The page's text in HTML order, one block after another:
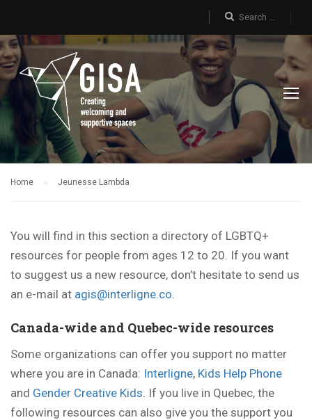
Home Jeunesse Lambda
You will find in this section a directory of LGBTQ+
resources for people from ages 12 to 20. If you want
to suggest us a new resource, don’t hesitate to send us
an e-mail at agis@interligne.co.
Canada-wide and Quebec-wide resources
Some organizations can offer you support no matter
where you are in Canada: Interligne, Kids Help Phone
and Gender Creative Kids. If you live in Quebec, the
following resources can also give you the support you